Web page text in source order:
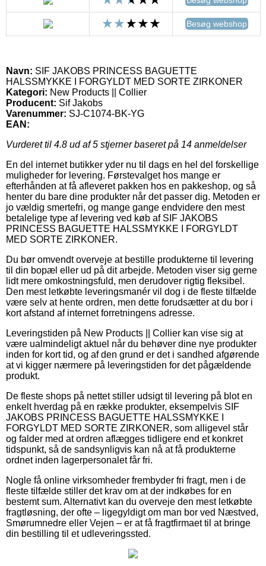
Besøg webshop
Navn: SIF JAKOBS PRINCESS BAGUETTE
HALSSMYKKE I FORGYLDT MED SORTE ZIRKONER
Kategori: New Products || Collier
Producent: Sif Jakobs
Varenummer: SJ-C1074-BK-YG
EAN:
Vurderet til 4.8 ud af 5 stjerner baseret på 14 anmeldelser
En del internet butikker yder nu til dags en hel del forskellige
muligheder for levering. Førstevalget hos mange er
efterhånden at få afleveret pakken hos en pakkeshop, og så
henter du bare dine produkter når det passer dig. Metoden er
jo vældig smertefri, og mange gange endvidere den mest
betalelige type af levering ved køb af SIF JAKOBS
PRINCESS BAGUETTE HALSSMYKKE I FORGYLDT
MED SORTE ZIRKONER.
Du bør omvendt overveje at bestille produkterne til levering
til din bopæl eller ud på dit arbejde. Metoden viser sig gerne
lidt mere omkostningsfuld, men derudover rigtig fleksibel.
Den mest letkøbte leveringsmanér vil dog i de fleste tilfælde
være selv at hente ordren, men dette forudsætter at du bor i
kort afstand af internet forretningens adresse.
Leveringstiden på New Products || Collier kan vise sig at
være ualmindeligt aktuel når du behøver dine nye produkter
inden for kort tid, og af den grund er det i sandhed afgørende
at vi kigger nærmere på leveringstiden for det pågældende
produkt.
De fleste shops på nettet stiller udsigt til levering på blot en
enkelt hverdag på en række produkter, eksempelvis SIF
JAKOBS PRINCESS BAGUETTE HALSSMYKKE I
FORGYLDT MED SORTE ZIRKONER, som alligevel står
og falder med at ordren aflægges tidligere end et konkret
tidspunkt, så de sandsynligvis kan nå at få produkterne
ordnet inden lagerpersonalet får fri.
Nogle få online virksomheder frembyder fri fragt, men i de
fleste tilfælde stiller det krav om at der indkøbes for en
bestemt sum. Alternativt kan du overveje den mest letkøbte
fragtløsning, der ofte – ligegyldigt om man bor ved Næstved,
Smørumnedre eller Vejen – er at få fragtfirmaet til at bringe
din bestilling til et udleveringssted.